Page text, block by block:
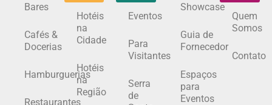
Bares
Cafés &
Docerias
Hamburguerias
Restaurantes
Hotéis
na
Cidade
Hotéis
na
Região
Eventos
Para
Visitantes
Serra
de
Showcase
Guia de
Fornecedor
Espaços
para
Eventos
Quem
Somos
Contato